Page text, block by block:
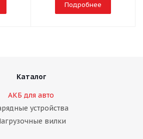
Подробнее
Каталог
АКБ для авто
устройства
вилки